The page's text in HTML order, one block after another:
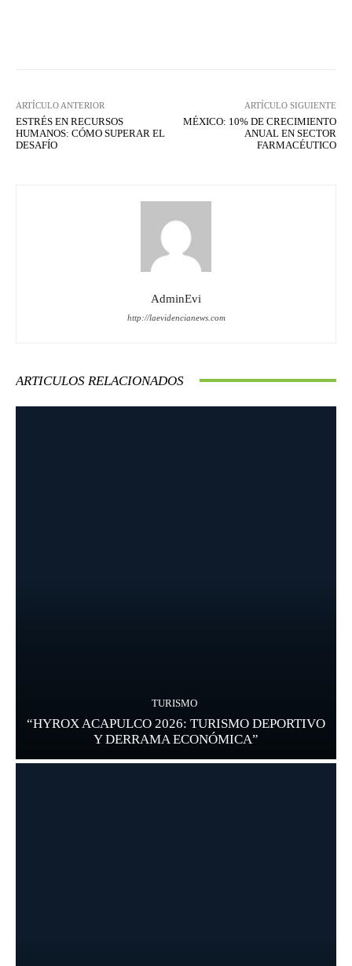
ARTÍCULO ANTERIOR
ESTRÉS EN RECURSOS
HUMANOS: CÓMO SUPERAR EL
DESAFÍO
ARTÍCULO SIGUIENTE
MÉXICO: 10% DE CRECIMIENTO
ANUAL EN SECTOR
FARMACÉUTICO
AdminEvi
http://laevidencianews.com
ARTICULOS RELACIONADOS
TURISMO
“HYROX ACAPULCO 2026: TURISMO DEPORTIVO
Y DERRAMA ECONÓMICA”